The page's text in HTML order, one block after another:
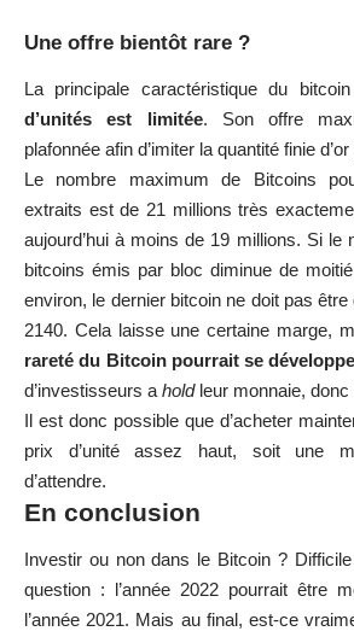
Une offre bientôt rare ?
La principale caractéristique du
d’unités est limitée. Son offre
plafonnée afin d’imiter la quantité finie
Le nombre maximum de Bitcoins
extraits est de 21 millions très
aujourd’hui à moins de 19 millions. Si le
bitcoins émis par bloc diminue de
environ, le dernier bitcoin ne doit pas être
2140. Cela laisse une certaine marge,
rareté du Bitcoin pourrait se
d’investisseurs a holdleur monnaie, donc
Il est donc possible que d’acheter
prix d’unité assez haut, soit une
d’attendre.
En conclusion
Investir ou non dans le Bitcoin ?
question : l’année 2022 pourrait être
l’année 2021. Mais au final, est-ce